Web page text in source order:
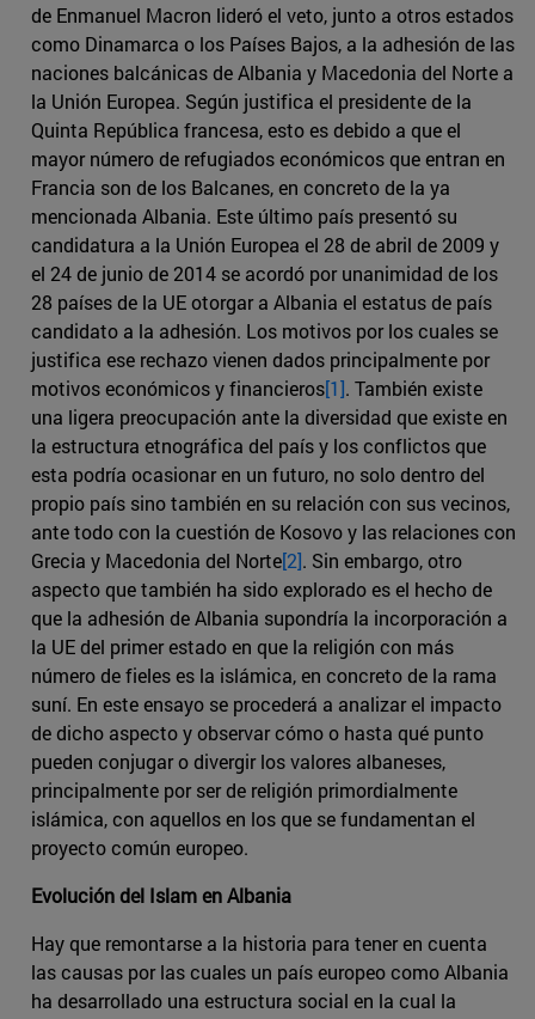
de Enmanuel Macron lideró el veto, junto a otros estados
como Dinamarca o los Países Bajos, a la adhesión de las
naciones balcánicas de Albania y Macedonia del Norte a
la Unión Europea. Según justifica el presidente de la
Quinta República francesa, esto es debido a que el
mayor número de refugiados económicos que entran en
Francia son de los Balcanes, en concreto de la ya
mencionada Albania. Este último país presentó su
candidatura a la Unión Europea el 28 de abril de 2009 y
el 24 de junio de 2014 se acordó por unanimidad de los
28 países de la UE otorgar a Albania el estatus de país
candidato a la adhesión. Los motivos por los cuales se
justifica ese rechazo vienen dados principalmente por
motivos económicos y financieros[1]. También existe
una ligera preocupación ante la diversidad que existe en
la estructura etnográfica del país y los conflictos que
esta podría ocasionar en un futuro, no solo dentro del
propio país sino también en su relación con sus vecinos,
ante todo con la cuestión de Kosovo y las relaciones con
Grecia y Macedonia del Norte[2]. Sin embargo, otro
aspecto que también ha sido explorado es el hecho de
que la adhesión de Albania supondría la incorporación a
la UE del primer estado en que la religión con más
número de fieles es la islámica, en concreto de la rama
suní. En este ensayo se procederá a analizar el impacto
de dicho aspecto y observar cómo o hasta qué punto
pueden conjugar o divergir los valores albaneses,
principalmente por ser de religión primordialmente
islámica, con aquellos en los que se fundamentan el
proyecto común europeo.
Evolución del Islam en Albania
Hay que remontarse a la historia para tener en cuenta
las causas por las cuales un país europeo como Albania
ha desarrollado una estructura social en la cual la